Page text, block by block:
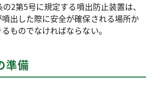
2第5号に規定する噴出防止装置は、
出した際に安全が確保される場所か
ものでなければならない。
準備